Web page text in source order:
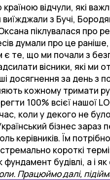
країною відчули, які
з Бучі,
піклувалася про
думали про це
є те, що ми почали з
вісники, які ми
досягнення за день з
кожному тримати
100% всієї нашої
коли у декого не
бізнес
керівників. Їм
короткі
будівлі, а і
Працюймо далі,